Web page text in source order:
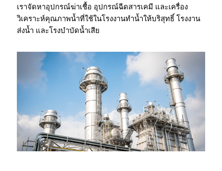
เราจัดหาอุปกรณ์ฆ่าเชื้อ อุปกรณ์ฉีดสารเคมี และเครื่อง
วิเคราะห์คุณภาพน้ำที่ใช้ในโรงงานทำน้ำให้บริสุทธิ์ โรงงาน
ส่งน้ำ และโรงบำบัดน้ำเสีย